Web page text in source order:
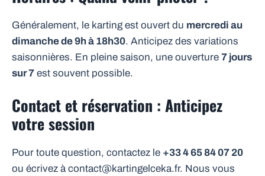
Généralement, le karting est ouvert du mercredi au
dimanche de 9h à 18h30. Anticipez des variations
saisonnières. En pleine saison, une ouverture 7 jours
sur 7 est souvent possible.
Contact et réservation : Anticipez
votre session
Pour toute question, contactez le +33 4 65 84 07 20
ou écrivez à contact@kartingelceka.fr. Nous vous